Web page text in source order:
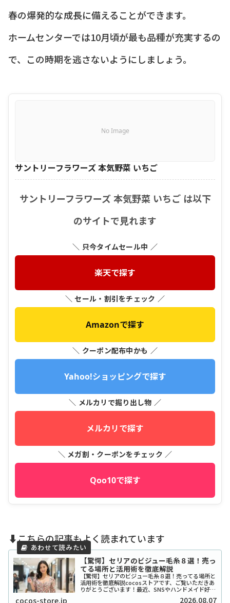
春の爆発的な成長に備えることができます。
ホームセンターでは10月頃が最も品種が充実するの
で、この時期を逃さないようにしましょう。
No Image
サントリーフラワーズ 本気野菜 いちご
サントリーフラワーズ 本気野菜 いちご は以下
のサイトで見れます
＼ 只今タイムセール中 ／
楽天で探す
＼ セール・割引をチェック ／
Amazonで探す
＼ クーポン配布中かも ／
Yahoo!ショッピングで探す
＼ メルカリで掘り出し物 ／
メルカリで探す
＼ メガ割・クーポンをチェック ／
Qoo10で探す
⬇️こちらの記事もよく読まれています
【驚愕】セリアのビジュー毛糸８選！売っ
てる場所と活用術を徹底解説
【驚愕】セリアのビジュー毛糸８選！売ってる場所と
活用術を徹底解説cocosストアです、ご覧いただきあ
りがとうございます！最近、SNSやハンドメイド好き
の間で「宝石みたいで可愛い！」と話題沸騰中の、セ
cocos-store.jp 2026.08.07